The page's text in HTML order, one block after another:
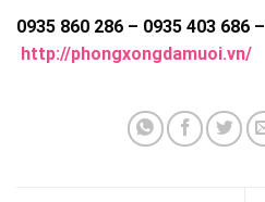
0935 860 286 – 0935 403 686 –
http://phongxongdamuoi.vn/